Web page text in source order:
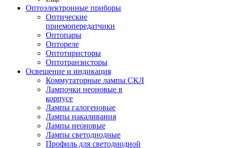
Оптоэлектронные приборы
Оптические
приемопередатчики
Оптопары
Оптореле
Оптотиристоры
Оптотранзисторы
Освещение и индикация
Коммутаторные лампы СКЛ
Лампочки неоновые в
корпусе
Лампы галогеновые
Лампы накаливания
Лампы неоновые
Лампы светодиодные
Профиль для светодиодной